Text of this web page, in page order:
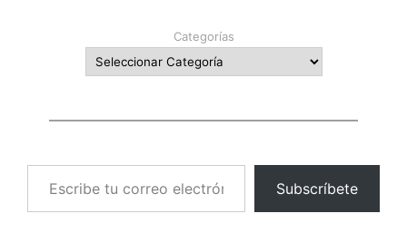
Categorías
Escribe tu correo electrónico…
Subscríbete